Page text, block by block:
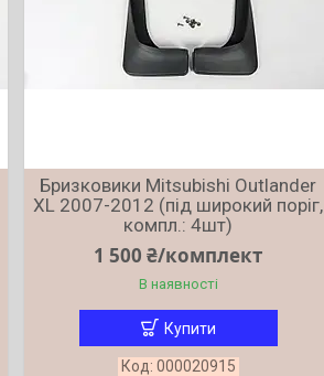
Бризковики Mitsubishi Outlander
XL 2007-2012 (під широкий поріг,
компл.: 4шт)
1 500 ₴/комплект
В наявності
Купити
000020915